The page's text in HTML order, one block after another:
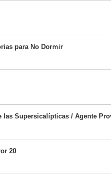
para No Dormir
Supersicalípticas / Agente
20